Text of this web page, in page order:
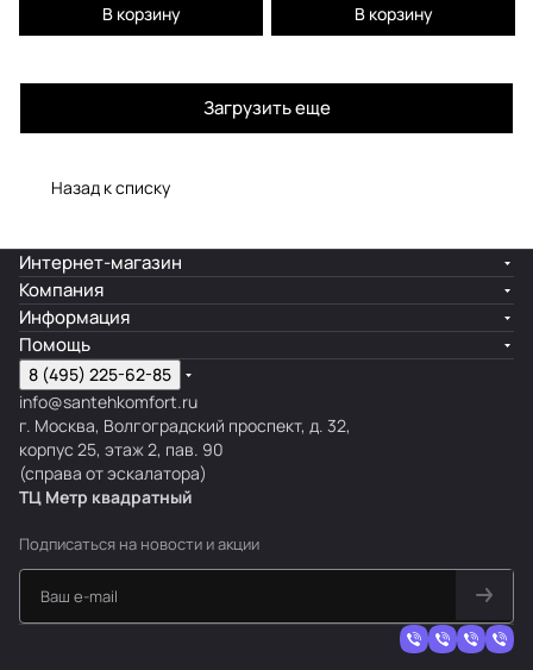
В корзину В корзину
Загрузить еще
Назад к списку
Интернет-магазин
Компания
Информация
Помощь
8 (495) 225-62-85
info@santehkomfort.ru
г. Москва, Волгоградский проспект, д. 32,
корпус 25, этаж 2, пав. 90
(справа от эскалатора)
ТЦ Метр квадратный
Подписаться на новости и акции